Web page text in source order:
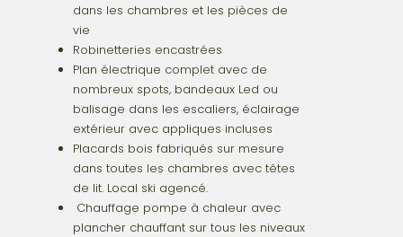
dans les chambres et les pièces de
vie
Robinetteries encastrées
Plan électrique complet avec de
nombreux spots, bandeaux Led ou
balisage dans les escaliers, éclairage
extérieur avec appliques incluses
Placards bois fabriqués sur mesure
dans toutes les chambres avec têtes
de lit. Local ski agencé.
Chauffage pompe à chaleur avec
plancher chauffant sur tous les niveaux